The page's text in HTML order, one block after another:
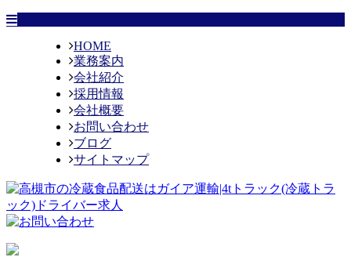
HOME
業務案内
会社紹介
採用情報
会社概要
お問い合わせ
ブログ
サイトマップ